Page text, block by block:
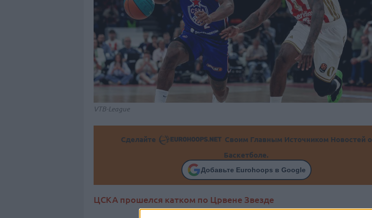
VTB-League
Сделайте
Своим Главным Источником Новостей о
Баскетболе.
Добавьте Eurohoops в Google
ЦСКА прошелся катком по Црвене Звезде